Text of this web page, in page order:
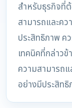
สำหรับธุรกิจที่
สามารถและค
ประสิทธิภาพ ค
เทคนิคที่กล่าว
ความสามารถ
อย่างมีประสิท